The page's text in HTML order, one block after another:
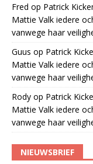
Fred op Patrick
Mattie Valk iedere
vanwege haar
Guus op Patrick
Mattie Valk iedere
vanwege haar
Rody op Patrick
Mattie Valk iedere
vanwege haar
NIEUWSBRIEF